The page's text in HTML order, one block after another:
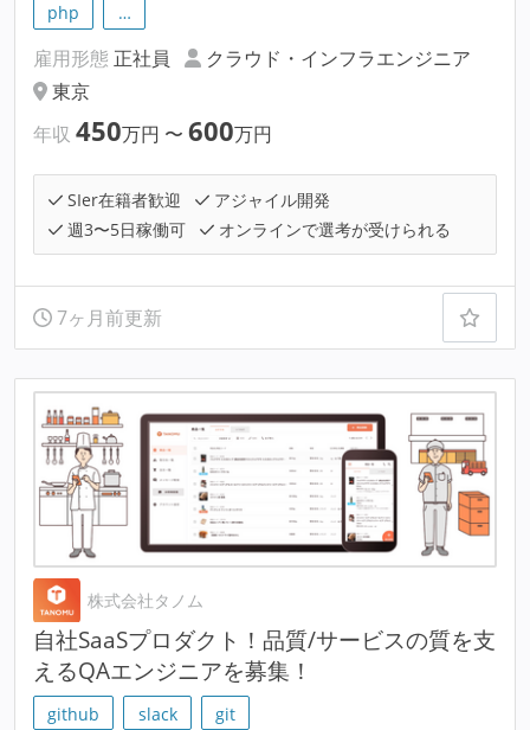
php
…
雇用形態 正社員
クラウド・インフラエンジニア
東京
年収 450万円 〜 600万円
SIer在籍者歓迎
アジャイル開発
週3〜5日稼働可
オンラインで選考が受けられる
7ヶ月前更新
株式会社タノム
自社SaaSプロダクト！品質/サービスの質を支
えるQAエンジニアを募集！
github slack git